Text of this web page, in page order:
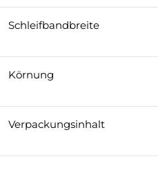
Schleifbandbreite
Körnung
Verpackungsinhalt